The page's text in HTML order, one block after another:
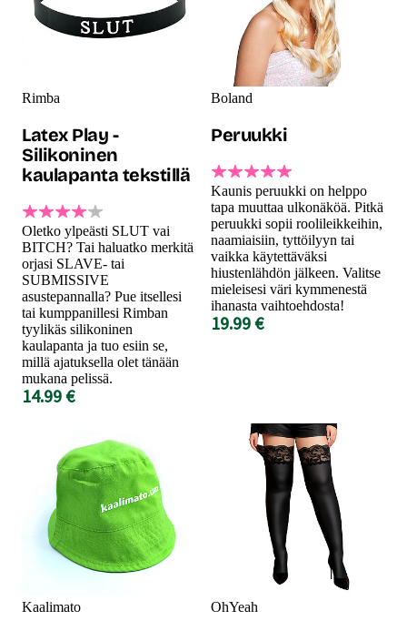
Rimba
Latex Play -
Silikoninen
kaulapanta tekstillä
Oletko ylpeästi SLUT vai
BITCH? Tai haluatko merkitä
orjasi SLAVE- tai
SUBMISSIVE
asustepannalla? Pue itsellesi
tai kumppanillesi Rimban
tyylikäs silikoninen
kaulapanta ja tuo esiin se,
millä ajatuksella olet tänään
mukana pelissä.
14.99 €
Boland
Peruukki
Kaunis peruukki on helppo
tapa muuttaa ulkonäköä. Pitkä
peruukki sopii roolileikkeihin,
naamiaisiin, tyttöilyyn tai
vaikka käytettäväksi
hiustenlähdön jälkeen. Valitse
mieleisesi väri kymmenestä
ihanasta vaihtoehdosta!
19.99 €
Kaalimato OhYeah